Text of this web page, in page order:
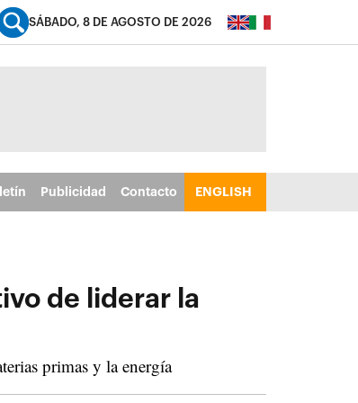
SÁBADO, 8 DE AGOSTO DE 2026
Publicidad Contacto ENGLISH
de liderar la
primas y la energía